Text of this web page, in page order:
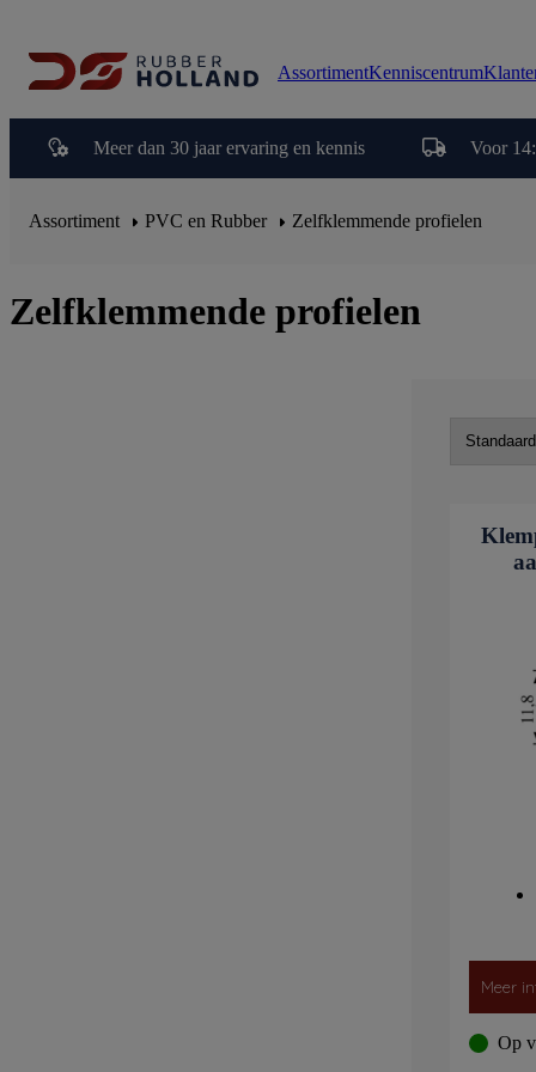
AssortimentKenniscentrum
Meer dan 30 jaar ervaring en kennis Voor
Assortiment PVC en Rubber Zelfklemmende profielen
Zelfklemmende profielen
Meer
Op